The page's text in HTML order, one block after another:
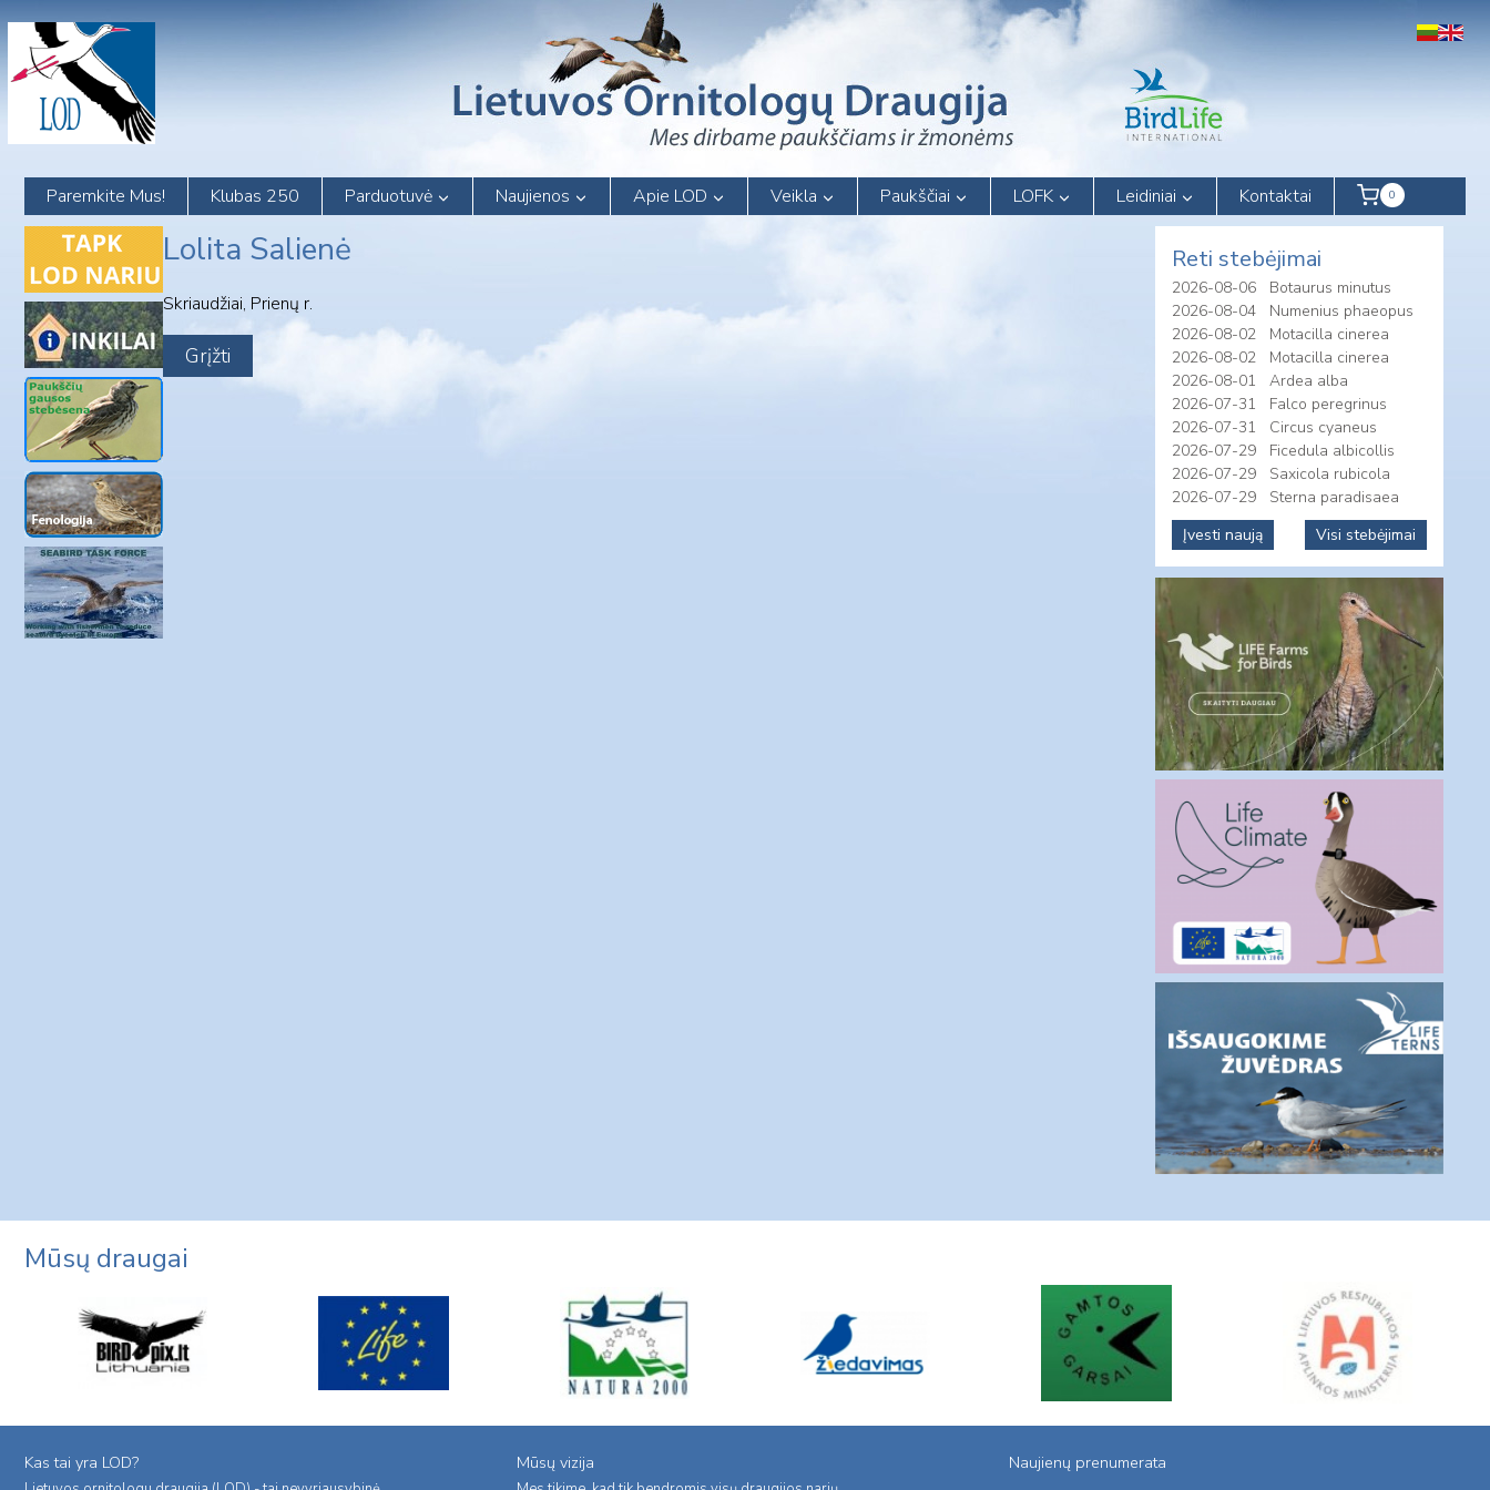
content
Paremkite Mus! Klubas 250 Parduotuvė Naujienos Apie LOD Veikla Paukščiai LOFK Leidiniai Kontaktai 0
Lolita Salienė
Skriaudžiai, Prienų r.
Reti stebėjimai
2026-08-06
Botaurus minutus
2026-08-04
Numenius phaeopus
2026-08-02
Motacilla cinerea
2026-08-02
Motacilla cinerea
2026-08-01
Ardea alba
2026-07-31
Falco peregrinus
2026-07-31
Circus cyaneus
2026-07-29
Ficedula albicollis
2026-07-29
Saxicola rubicola
2026-07-29
Sterna paradisaea
Įvesti naują
Visi stebėjimai
Mūsų draugai
Kas tai yra LOD? Mūsų vizija Naujienų prenumerata